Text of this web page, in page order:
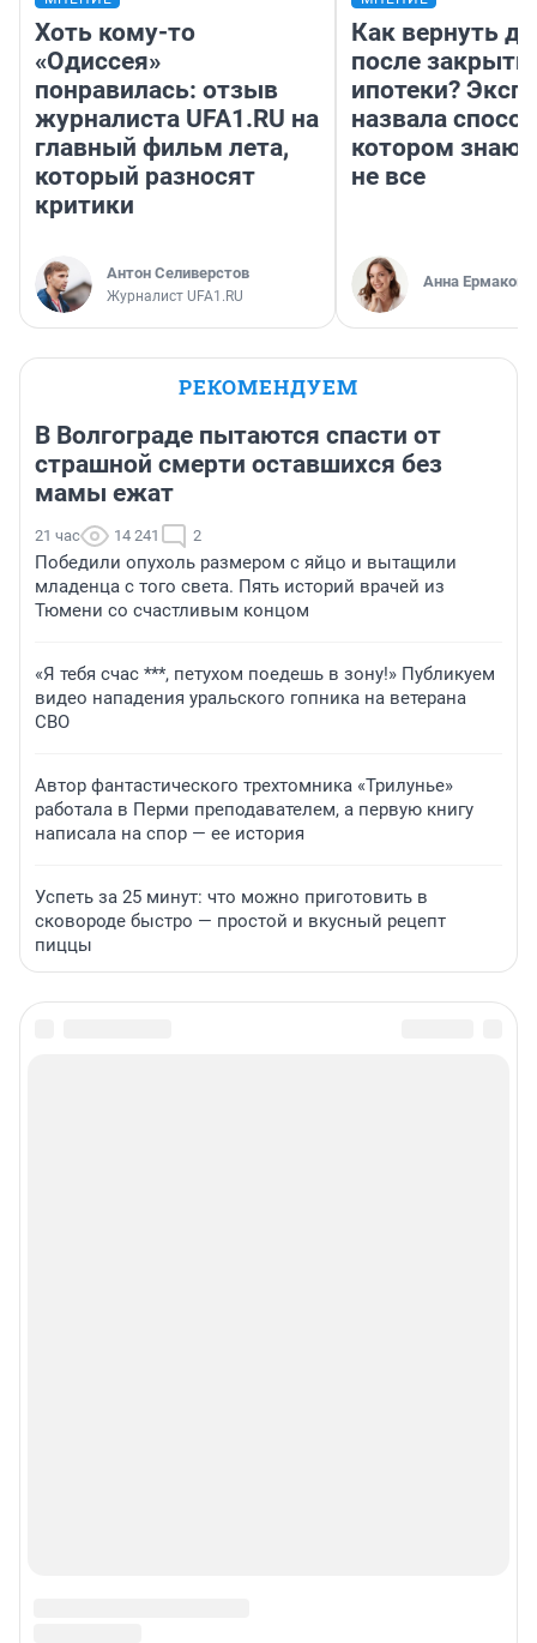
Хоть кому-то
«Одиссея»
понравилась: отзыв
журналиста UFA1.RU на
главный фильм лета,
который разносят
критики
Антон Селиверстов
Журналист UFA1.RU
Как вернуть
после
ипотеки?
назвала
котором
не все
Анна Ермакова
РЕКОМЕНДУЕМ
В Волгограде пытаются спасти от
страшной смерти оставшихся без
мамы ежат
21 час 14 241 2
Победили опухоль размером с яйцо и вытащили
младенца с того света. Пять историй врачей из
Тюмени со счастливым концом
«Я тебя счас ***, петухом поедешь в зону!» Публикуем
видео нападения уральского гопника на ветерана
СВО
Автор фантастического трехтомника «Трилунье»
работала в Перми преподавателем, а первую книгу
написала на спор — ее история
Успеть за 25 минут: что можно приготовить в
сковороде быстро — простой и вкусный рецепт
пиццы